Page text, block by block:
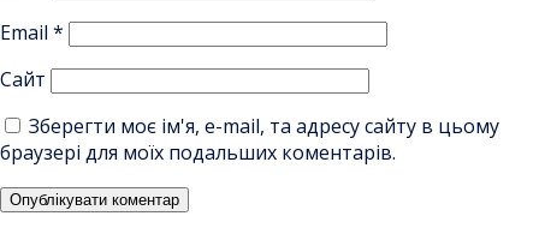
Email *
Сайт
Зберегти моє ім'я, e-mail, та адресу сайту в цьому
браузері для моїх подальших коментарів.